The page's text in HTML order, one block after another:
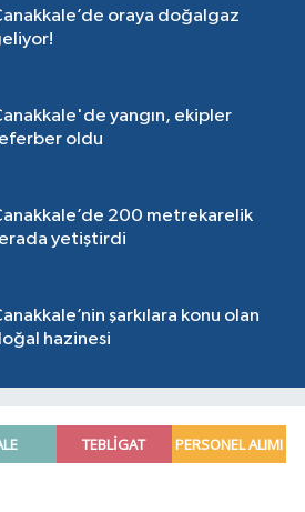
oraya doğalgaz
yangın, ekipler
oldu
200 metrekarelik
yetiştirdi
şarkılara konu olan
hazinesi